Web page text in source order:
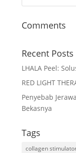
Comments
Recent Posts
LHALA Peel:
RED LIGHT
Penyebab
Bekasnya
Tags
collagen